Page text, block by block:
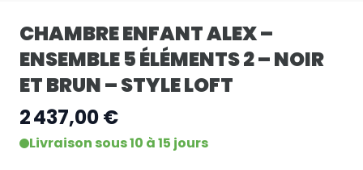
CHAMBRE ENFANT ALEX –
ENSEMBLE 5 ÉLÉMENTS 2 – NOIR
ET BRUN – STYLE LOFT
2 437,00 €
Livraison sous 10 à 15 jours